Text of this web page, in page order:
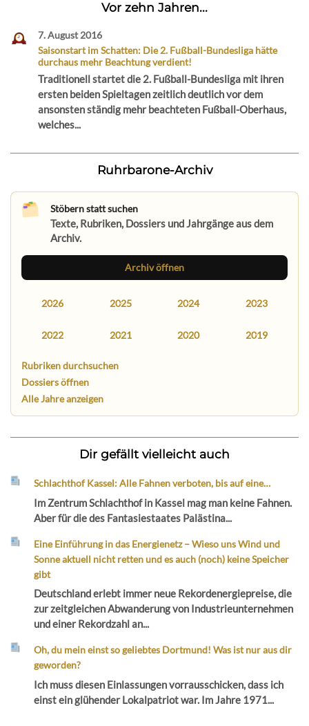
Vor zehn Jahren...
7. August 2016
Saisonstart im Schatten: Die 2. Fußball-Bundesliga hätte
durchaus mehr Beachtung verdient!
Traditionell startet die 2. Fußball-Bundesliga mit ihren
ersten beiden Spieltagen zeitlich deutlich vor dem
ansonsten ständig mehr beachteten Fußball-Oberhaus,
welches...
Ruhrbarone-Archiv
Stöbern statt suchen
Texte, Rubriken, Dossiers und Jahrgänge aus dem
Archiv.
Archiv öffnen
2026 2025 2024 2023
2022 2021 2020 2019
Rubriken durchsuchen
Dossiers öffnen
Alle Jahre anzeigen
Dir gefällt vielleicht auch
Schlachthof Kassel: Alle Fahnen verboten, bis auf eine…
Im Zentrum Schlachthof in Kassel mag man keine Fahnen.
Aber für die des Fantasiestaates Palästina...
Eine Einführung in das Energienetz – Wieso uns Wind und
Sonne aktuell nicht retten und es auch (noch) keine Speicher
gibt
Deutschland erlebt immer neue Rekordenergiepreise, die
zur zeitgleichen Abwanderung von Industrieunternehmen
und einer Rekordzahl an...
Oh, du mein einst so geliebtes Dortmund! Was ist nur aus dir
geworden?
Ich muss diesen Einlassungen vorrausschicken, dass ich
einst ein glühender Lokalpatriot war. Im Jahre 1971...